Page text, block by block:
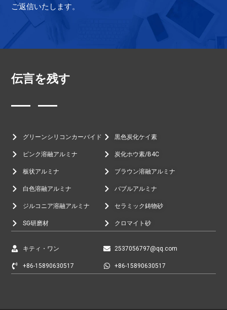
ご返信いたします。
伝言を残す
グリーンシリコンカーバイド
ピンク溶融アルミナ
板状アルミナ
白色溶融アルミナ
ジルコニア溶融アルミナ
SG研磨材
黒色炭化ケイ素
炭化ホウ素/B4C
ブラウン溶融アルミナ
バブルアルミナ
セラミック鋳物砂
クロマイト砂
キティ・ワン
+86-15890630517
2537056797@qq.com
+86-15890630517